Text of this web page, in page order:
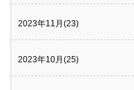
2023年11月(23)
2023年10月(25)